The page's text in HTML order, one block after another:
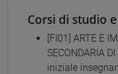
Corsi di studio
[FI01] ARTE E
SECONDARIA
iniziale